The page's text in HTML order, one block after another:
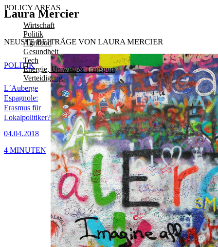
POLICY AREAS
Wirtschaft
Politik
Agrifood
Gesundheit
Tech
Energie, Umwelt & Transport
Verteidigung
Laura Mercier
NEUSTE BEITRÄGE VON LAURA MERCIER
L´Auberge
Espagnole:
Erasmus für
Lokalpolitiker?
04.04.2018
POLITIK
4 MINUTEN